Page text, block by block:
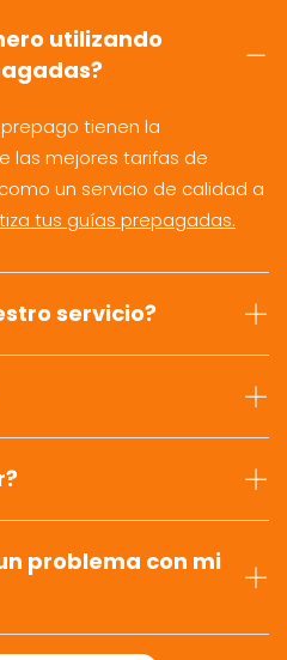
utilizando
tienen la
las mejores tarifas de
un servicio de calidad a
tus guías prepagadas.
servicio?
problema con mi